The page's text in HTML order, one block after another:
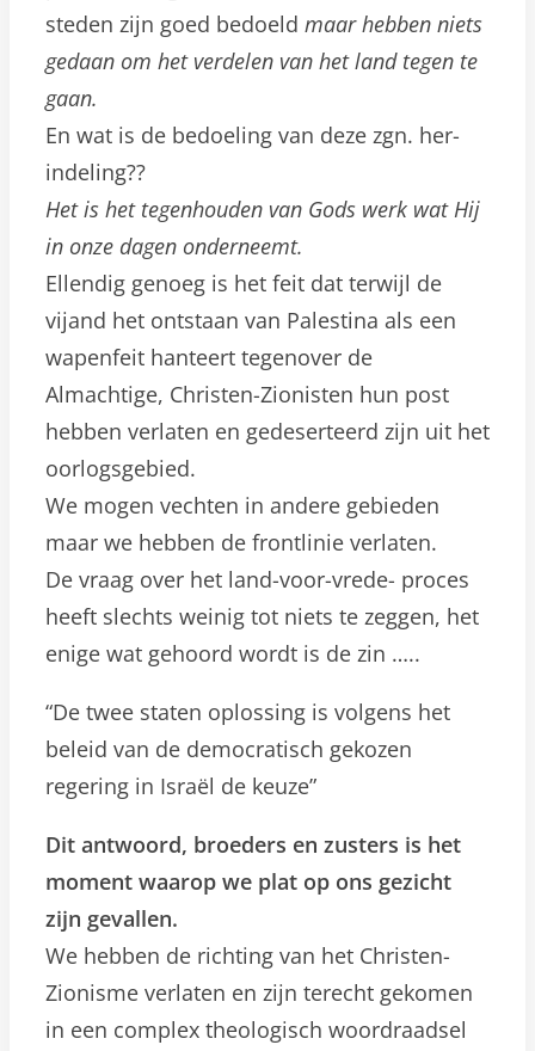
steden zijn goed bedoeld maar hebben niets
gedaan om het verdelen van het land tegen te
gaan.
En wat is de bedoeling van deze zgn. her-
indeling??
Het is het tegenhouden van Gods werk wat Hij
in onze dagen onderneemt.
Ellendig genoeg is het feit dat terwijl de
vijand het ontstaan van Palestina als een
wapenfeit hanteert tegenover de
Almachtige, Christen-Zionisten hun post
hebben verlaten en gedeserteerd zijn uit het
oorlogsgebied.
We mogen vechten in andere gebieden
maar we hebben de frontlinie verlaten.
De vraag over het land-voor-vrede- proces
heeft slechts weinig tot niets te zeggen, het
enige wat gehoord wordt is de zin …..
“De twee staten oplossing is volgens het
beleid van de democratisch gekozen
regering in Israël de keuze”
Dit antwoord, broeders en zusters is het
moment waarop we plat op ons gezicht
zijn gevallen.
We hebben de richting van het Christen-
Zionisme verlaten en zijn terecht gekomen
in een complex theologisch woordraadsel